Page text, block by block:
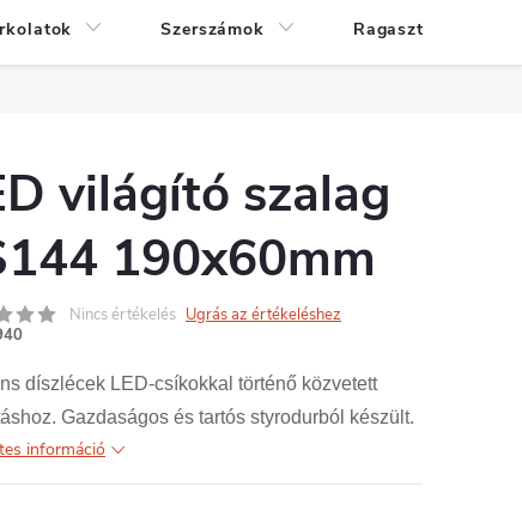
Szerszámok Ragasztók
világító szalag
190x60mm
Nincs értékelés Ugrás az értékeléshez
díszlécek LED-csíkokkal történő közvetett
Gazdaságos és tartós styrodurból készült.
információ